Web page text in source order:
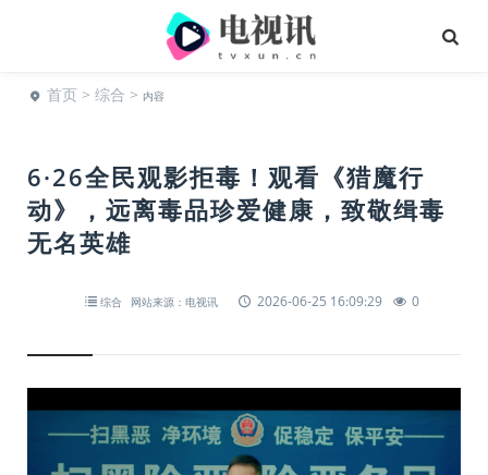
首页 > 综合 > 内容
6·26全民观影拒毒！观看《猎魔行
动》，远离毒品珍爱健康，致敬缉毒
无名英雄
综合 网站来源：电视讯 2026-06-25 16:09:29 0